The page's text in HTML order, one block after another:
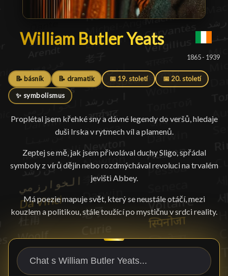
William Butler Yeats
William Butler Yeats█
1865 - 1939
📝 básník 📝 dramatik 📅 19. století 📅 20. století
✨ symbolismus
Proplétal jsem křehké sny a dávné legendy do veršů, hledaje
duši Irska v rytmech víl a plamenů.
Zeptej se mě, jak jsem přivolával duchy Sligo, spřádal
symboly z vírů dějin nebo rozdmýchával revoluci na trvalém
jevišti Abbey.
Má poezie mapuje svět, který se neustále otáčí, mezi
kouzlem a politikou, stále toužící po mystičnu v srdci reality.